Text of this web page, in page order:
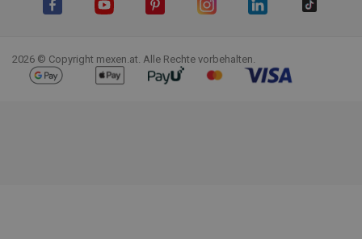
2026 © Copyright mexen.at. Alle Rechte vorbehalten.